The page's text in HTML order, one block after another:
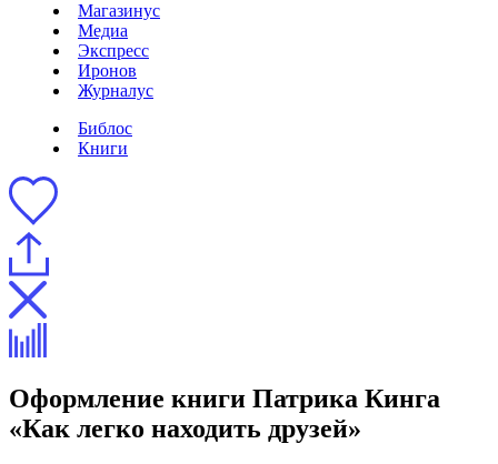
Магазинус
Медиа
Экспресс
Иронов
Журналус
Библос
Книги
Оформление книги Патрика Кинга
«Как легко находить друзей»